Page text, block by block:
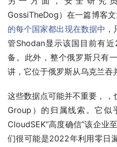
GossiTheDog）在一篇博客文
的每个国家都出现在数据中
管Shodan显示该国目前有
备。此外，整个俄罗斯只有
讲，它位于俄罗斯从乌克兰吞
这些数据点可能并不重要，
Group）的归属线索。它似
CloudSEK“高度确信”该企业
们很可能是2022年利用零日